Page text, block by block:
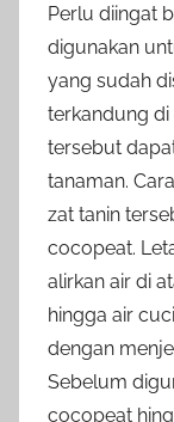
Perlu diingat
digunakan
yang sudah
terkandung di
tersebut
tanaman.
zat tanin
cocopeat.
alirkan air di
hingga air
dengan
Sebelum
cocopeat